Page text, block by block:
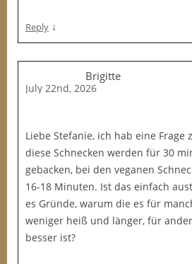
Reply ↓
Brigitte
July 22nd, 2026
Liebe Stefanie, ich hab eine Frage
diese Schnecken werden für 30
gebacken, bei den veganen
16-18 Minuten. Ist das einfach
es Gründe, warum die es für
weniger heiß und länger, für
besser ist?